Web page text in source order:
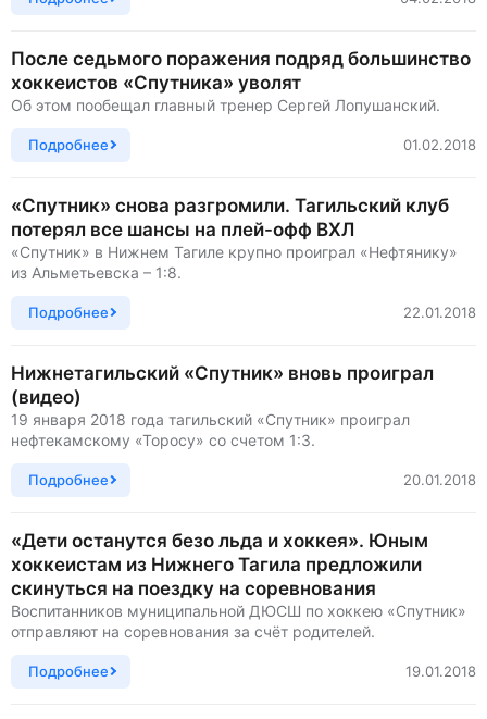
После седьмого поражения подряд большинство
хоккеистов «Спутника» уволят
Об этом пообещал главный тренер Сергей Лопушанский.
Подробнее 01.02.2018
«Спутник» снова разгромили. Тагильский клуб
потерял все шансы на плей-офф ВХЛ
«Спутник» в Нижнем Тагиле крупно проиграл «Нефтянику»
из Альметьевска – 1:8.
Подробнее 22.01.2018
Нижнетагильский «Спутник» вновь проиграл
(видео)
19 января 2018 года тагильский «Спутник» проиграл
нефтекамскому «Торосу» со счетом 1:3.
Подробнее 20.01.2018
«Дети останутся безо льда и хоккея». Юным
хоккеистам из Нижнего Тагила предложили
скинуться на поездку на соревнования
Воспитанников муниципальной ДЮСШ по хоккею «Спутник»
отправляют на соревнования за счёт родителей.
Подробнее 19.01.2018